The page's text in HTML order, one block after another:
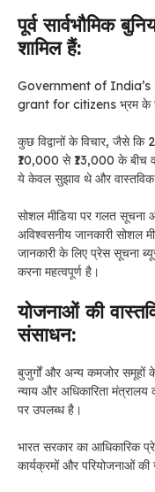
पूर्व सार्वभौमिक
शामिल हैं:
Government of
grant for citizens भ्रम के
कुछ विद्वानों के विचार, जैसे कि
₹10,000 से ₹13,000 के बीच
ये केवल सुझाव थे और वास्तविक
सोशल मीडिया पर गलत सूचना
अविश्वसनीय जानकारी सोशल
जानकारी के लिए प्रेस सूचना
करना महत्वपूर्ण है।
योजनाओं की
संसाधन:
बुजुर्गों और अन्य कमजोर समूहों के
न्याय और अधिकारिता
पर उपलब्ध है।
भारत सरकार का आधिकारिक
कार्यक्रमों और परियोजनाओं की